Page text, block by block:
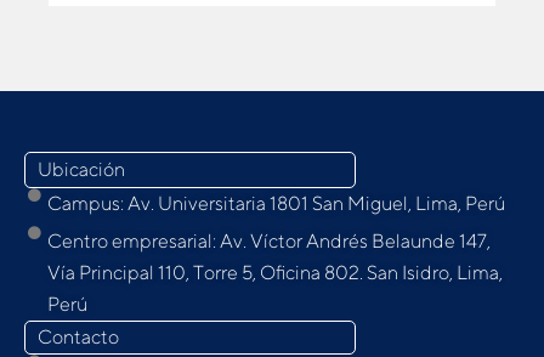
Ubicación
Campus: Av. Universitaria 1801 San Miguel, Lima, Perú
Centro empresarial: Av. Víctor Andrés Belaunde 147,
Vía Principal 110, Torre 5, Oﬁcina 802. San Isidro, Lima,
Perú
Contacto